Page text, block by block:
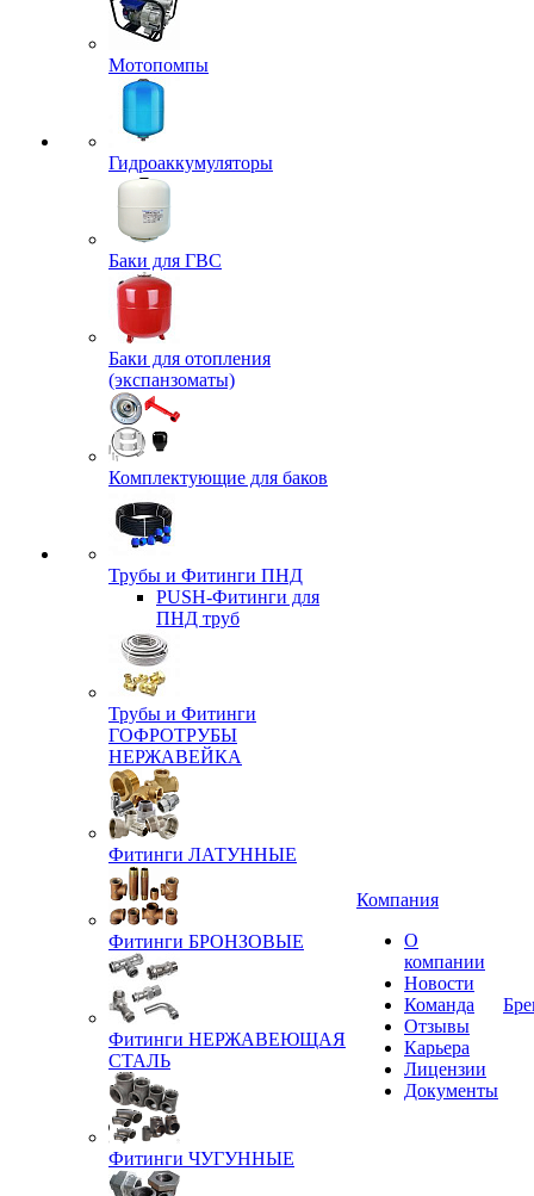
Мотопомпы
Гидроаккумуляторы
Баки для ГВС
Баки для отопления
(экспанзоматы)
Комплектующие для баков
Трубы и Фитинги ПНД
PUSH-Фитинги для
ПНД труб
Трубы и Фитинги
ГОФРОТРУБЫ
НЕРЖАВЕЙКА
Фитинги ЛАТУННЫЕ
Фитинги БРОНЗОВЫЕ
Фитинги НЕРЖАВЕЮЩАЯ
СТАЛЬ
Фитинги ЧУГУННЫЕ
Компания
О
компании
Новости
Команда
Отзывы
Карьера
Лицензии
Документы